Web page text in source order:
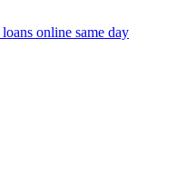
online same day